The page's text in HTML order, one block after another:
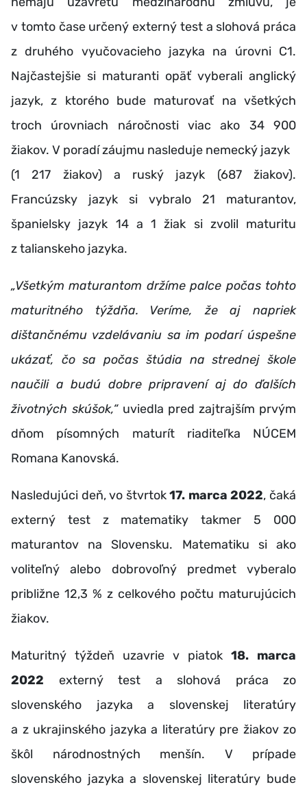
v tomto čase určený externý test a slohová práca
z druhého vyučovacieho jazyka na úrovni C1.
Najčastejšie si maturanti opäť vyberali anglický
jazyk, z ktorého bude maturovať na všetkých
troch úrovniach náročnosti viac ako 34 900
žiakov. V poradí záujmu nasleduje nemecký jazyk
(1 217 žiakov) a ruský jazyk (687 žiakov).
Francúzsky jazyk si vybralo 21 maturantov,
španielsky jazyk 14 a 1 žiak si zvolil maturitu
z talianskeho jazyka.
„Všetkým maturantom držíme palce počas tohto
maturitného týždňa. Veríme, že aj napriek
dištančnému vzdelávaniu sa im podarí úspešne
ukázať, čo sa počas štúdia na strednej škole
naučili a budú dobre pripravení aj do ďalších
životných skúšok,“ uviedla pred zajtrajším prvým
dňom písomných maturít riaditeľka NÚCEM
Romana Kanovská.
Nasledujúci deň, vo štvrtok17. marca 2022, čaká
externý test z matematiky takmer 5 000
maturantov na Slovensku. Matematiku si ako
voliteľný alebo dobrovoľný predmet vyberalo
približne 12,3 % z celkového počtu maturujúcich
žiakov.
Maturitný týždeň uzavrie v piatok 18. marca
2022 externý test a slohová práca zo
slovenského jazyka a slovenskej literatúry
a z ukrajinského jazyka a literatúry pre žiakov zo
škôl národnostných menšín. V prípade
slovenského jazyka a slovenskej literatúry bude